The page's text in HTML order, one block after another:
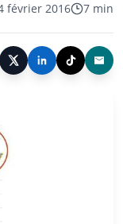
février 2016 7 min